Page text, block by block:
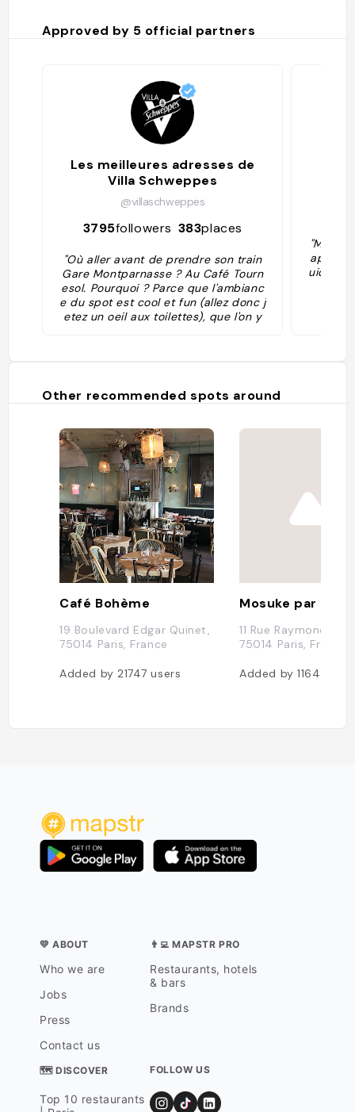
Approved by 5 official partners
Les meilleures adresses de
Villa Schweppes
@villaschweppes
3795followers 383places
"Où aller avant de prendre son train
Gare Montparnasse ? Au Café Tourn
esol. Pourquoi ? Parce que l'ambianc
e du spot est cool et fun (allez donc j
etez un oeil aux toilettes), que l'on y
"More
uide
Other recommended spots around
Café Bohème
19 Boulevard Edgar Quinet,
75014 Paris, France
Added by21747users
11 Rue Raymond
75014 Paris, France
Added by11644
💛 ABOUT
Who we are
Jobs
Press
Contact us
👨‍💻 MAPSTR PRO
Restaurants, hotels
& bars
Brands
🗺 DISCOVER
Top 10 restaurants
FOLLOW US